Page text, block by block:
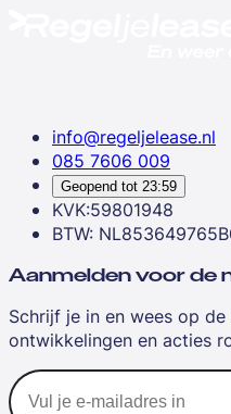
info@regeljelease.nl
085 7606 009
Geopend tot 23:59
KVK:59801948
BTW:
Aanmelden voor de
Schrijf je in en wees op
ontwikkelingen en acties